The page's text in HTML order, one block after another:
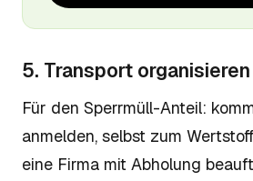
5. Transport organisieren
Für den Sperrmüll-Anteil:
anmelden, selbst zum
eine Firma mit Abholung